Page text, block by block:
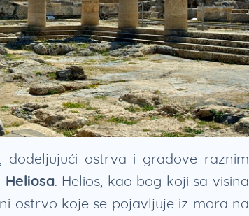
ostrva i gradove raznim
Heliosa. Helios, kao bog koji sa visina
ostrvo koje se pojavljuje iz mora na